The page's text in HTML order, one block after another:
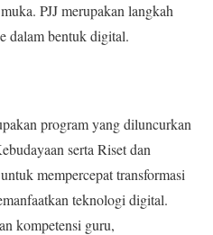
PJJ merupakan langkah
dalam bentuk digital.
program yang diluncurkan
serta Riset dan
mempercepat transformasi
teknologi digital.
kompetensi guru,